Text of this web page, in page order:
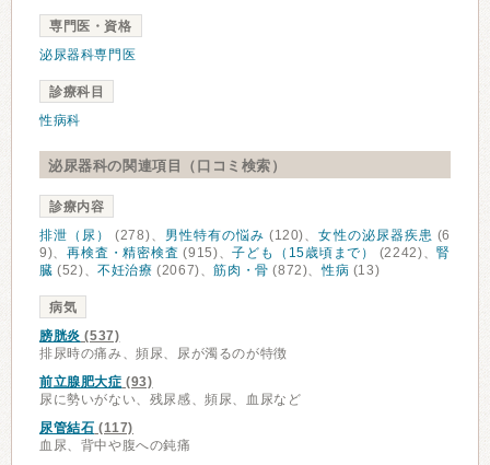
専門医・資格
泌尿器科専門医
診療科目
性病科
泌尿器科の関連項目（口コミ検索）
診療内容
排泄（尿）
(278)、 男性特有の悩み (120)、女性の泌尿器疾患 (6
9)、再検査・精密検査 (915)、子ども（15歳頃まで） (2242)、腎
臓 (52)、不妊治療 (2067)、筋肉・骨 (872)、性病 (13)
病気
膀胱炎 (537)
排尿時の痛み、頻尿、尿が濁るのが特徴
前立腺肥大症 (93)
尿に勢いがない、残尿感、頻尿、血尿など
尿管結石 (117)
血尿、背中や腹への鈍痛